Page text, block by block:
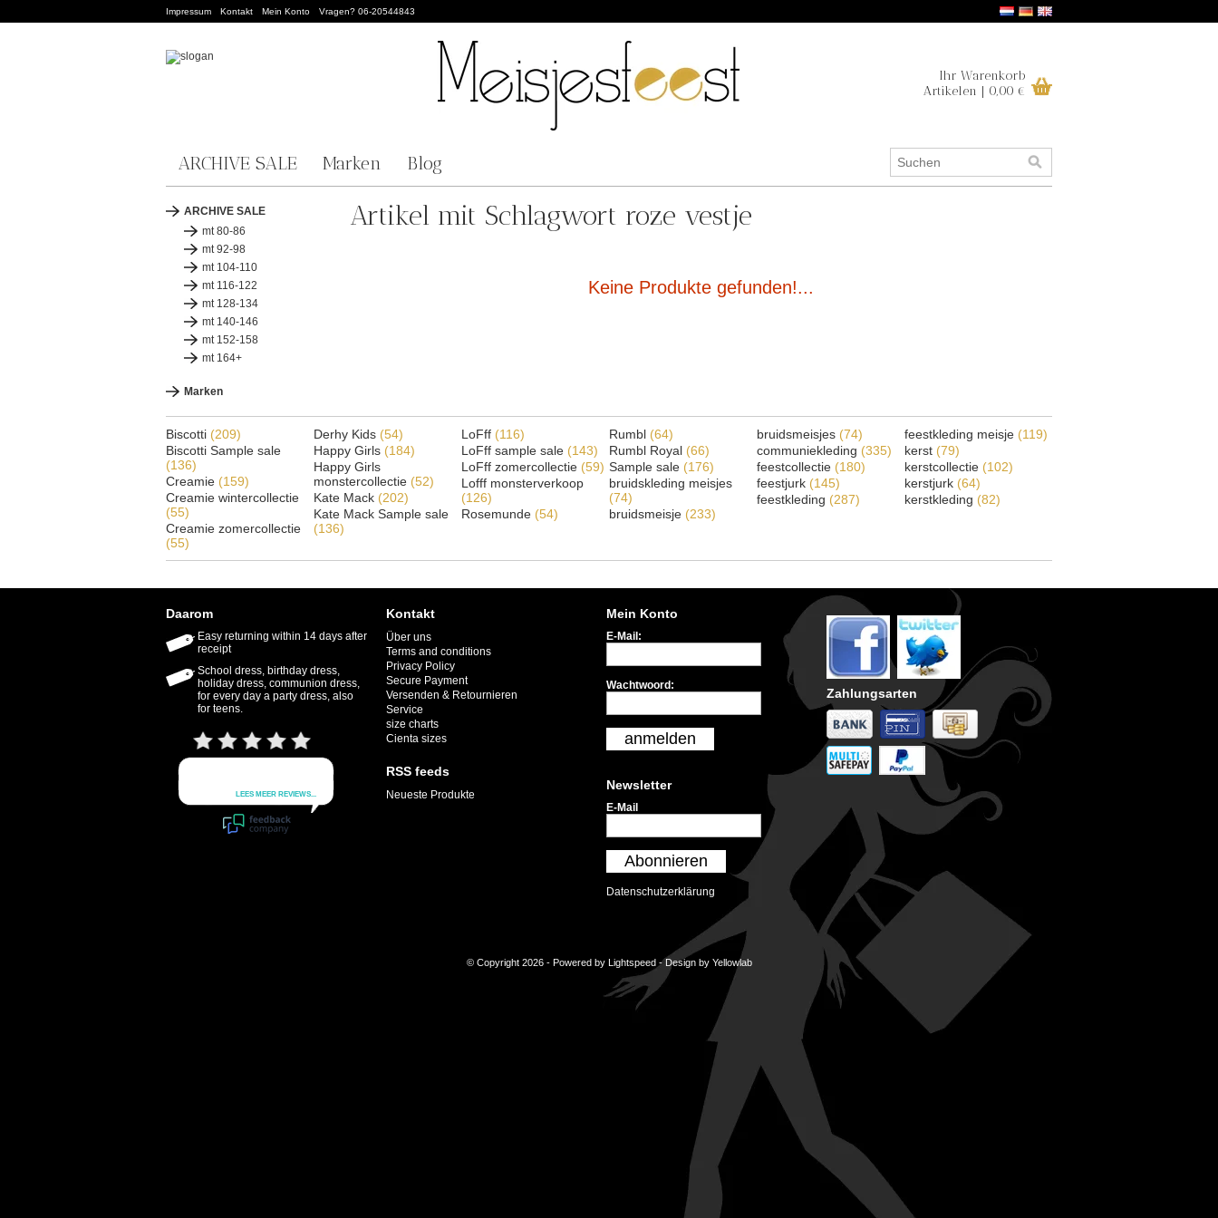
Impressum Kontakt Mein Konto Vragen? 06-20544843
Ihr Warenkorb
Artikelen | 0,00 €
ARCHIVE SALE Marken Blog
ARCHIVE SALE
mt 80-86
mt 92-98
mt 104-110
mt 116-122
mt 128-134
mt 140-146
mt 152-158
mt 164+
Marken
Artikel mit Schlagwort roze vestje
Keine Produkte gefunden!...
Biscotti (209)
Biscotti Sample sale
(136)
Creamie (159)
Creamie wintercollectie
(55)
Creamie zomercollectie
(55)
Derhy Kids (54)
Happy Girls (184)
Happy Girls
monstercollectie (52)
Kate Mack (202)
Kate Mack Sample sale
(136)
LoFff (116)
LoFff sample sale (143)
LoFff zomercollectie (59)
Lofff monsterverkoop
(126)
Rosemunde (54)
Rumbl (64)
Rumbl Royal (66)
Sample sale (176)
bruidskleding meisjes
(74)
bruidsmeisje (233)
bruidsmeisjes (74)
communiekleding (335)
feestcollectie (180)
feestjurk (145)
feestkleding (287)
feestkleding meisje (119)
kerst (79)
kerstcollectie (102)
kerstjurk (64)
kerstkleding (82)
Daarom
Easy returning within 14 days after
receipt
School dress, birthday dress,
holiday dress, communion dress,
for every day a party dress, also
for teens.
Kontakt
Über uns
Terms and conditions
Privacy Policy
Secure Payment
Versenden & Retournieren
Service
size charts
Cienta sizes
RSS feeds
Neueste Produkte
Mein Konto
E-Mail:
Wachtwoord:
anmelden
Newsletter
E-Mail
Abonnieren
Datenschutzerklärung
Zahlungsarten
© Copyright 2026 - Powered by Lightspeed- Design by Yellowlab